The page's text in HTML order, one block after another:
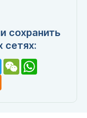
сохранить
сетях:
TwitterWeChatWhatsApp
Odnoklassniki